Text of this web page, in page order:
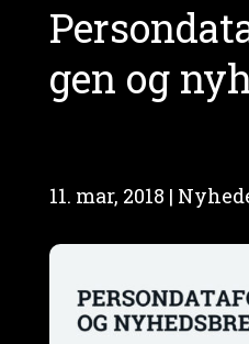
gen og
11. mar, 2018 |